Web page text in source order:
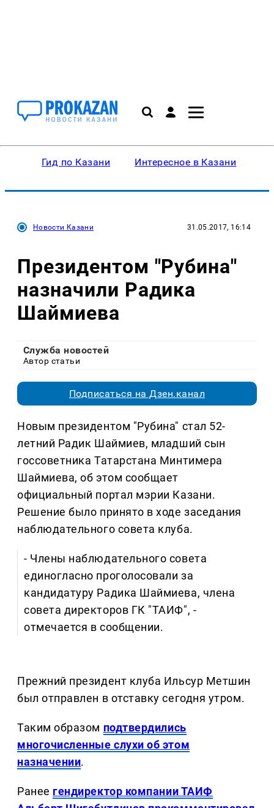
Гид по Казани Интересное в Казани
Новости Казани 31.05.2017, 16:14
Президентом "Рубина"
назначили Радика
Шаймиева
Служба новостей
Автор статьи
Подписаться на Дзен.канал
Новым президентом "Рубина" стал 52-
летний Радик Шаймиев, младший сын
госсоветника Татарстана Минтимера
Шаймиева, об этом сообщает
официальный портал мэрии Казани.
Решение было принято в ходе заседания
наблюдательного совета клуба.
- Члены наблюдательного совета
единогласно проголосовали за
кандидатуру Радика Шаймиева, члена
совета директоров ГК "ТАИФ", -
отмечается в сообщении.
Прежний президент клуба Ильсур Метшин
был отправлен в отставку сегодня утром.
Таким образом подтвердились
многочисленные слухи об этом
назначении.
Ранее гендиректор компании ТАИФ